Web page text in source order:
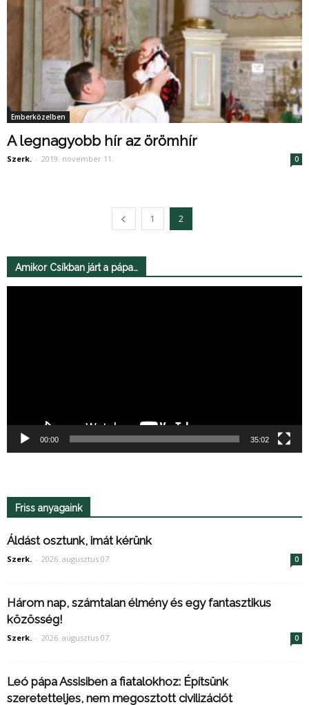
Emberközelben
A legnagyobb hír az örömhír
Szerk. - 2019. november 11. 0
1 2
Amikor Csíkban járt a pápa…
00:00 35:02
Friss anyagaink
Áldást osztunk, imát kérünk
Szerk. - 2026. augusztus 07. 0
Három nap, számtalan élmény és egy fantasztikus
közösség!
Szerk. - 2026. augusztus 07. 0
Leó pápa Assisiben a fiatalokhoz: Építsünk
szeretetteljes, nem megosztott civilizációt